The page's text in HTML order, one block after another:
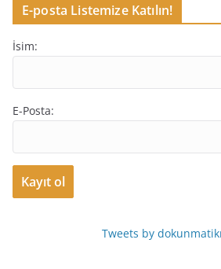
E-posta Listemize Katılın!
İsim:
E-Posta:
Tweets by